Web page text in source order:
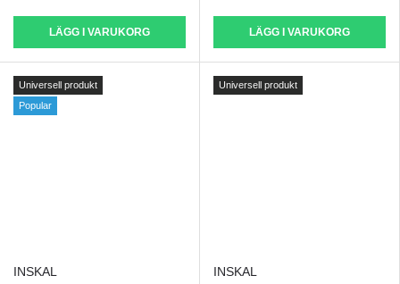
LÄGG I VARUKORG LÄGG I VARUKORG
Universell produkt
Popular
INSKAL
Universell produkt
INSKAL